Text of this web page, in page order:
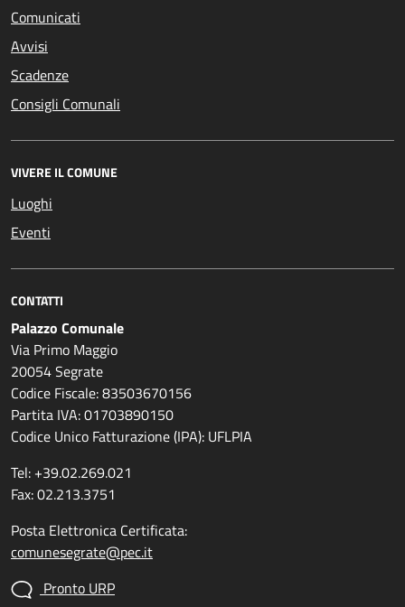
Comunicati
Avvisi
Scadenze
Consigli Comunali
VIVERE IL COMUNE
Luoghi
Eventi
CONTATTI
Palazzo Comunale
Via Primo Maggio
20054 Segrate
Codice Fiscale: 83503670156
Partita IVA: 01703890150
Codice Unico Fatturazione (IPA): UFLPIA
Tel: +39.02.269.021
Fax: 02.213.3751
Posta Elettronica Certificata:
comunesegrate@pec.it
Pronto URP